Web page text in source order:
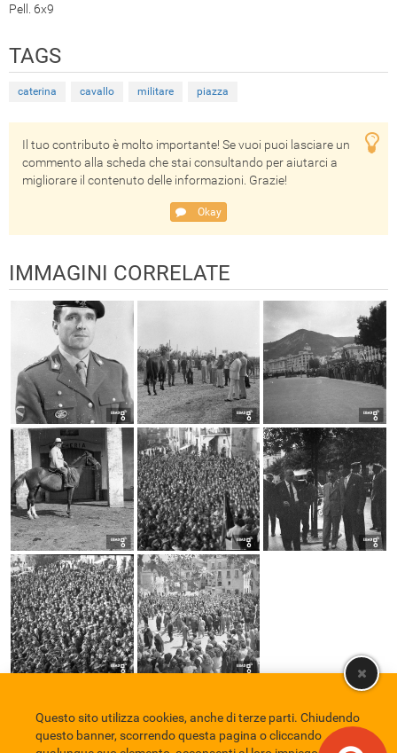
Pell. 6x9
TAGS
caterina cavallo militare piazza
Il tuo contributo è molto importante! Se vuoi puoi lasciare un
commento alla scheda che stai consultando per aiutarci a
migliorare il contenuto delle informazioni. Grazie!
Okay
IMMAGINI CORRELATE
Comune di Eboli Servizio Bibliotecario Nazionale
Privacy policy
Questo sito utilizza cookies, anche di terze parti. Chiudendo
questo banner, scorrendo questa pagina o cliccando